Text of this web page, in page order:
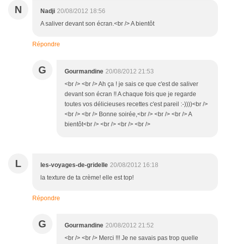
N Nadji 20/08/2012 18:56
A saliver devant son écran.<br /> A bientôt
Répondre
G Gourmandine 20/08/2012 21:53
<br /> <br /> Ah ça ! je sais ce que c'est de saliver
devant son écran !! A chaque fois que je regarde
toutes vos délicieuses recettes c'est pareil :-))))<br />
<br /> <br /> Bonne soirée,<br /> <br /> <br /> A
bientôt<br /> <br /> <br /> <br />
L les-voyages-de-gridelle 20/08/2012 16:18
la texture de ta crème! elle est top!
Répondre
G Gourmandine 20/08/2012 21:52
<br /> <br /> Merci !!! Je ne savais pas trop quelle